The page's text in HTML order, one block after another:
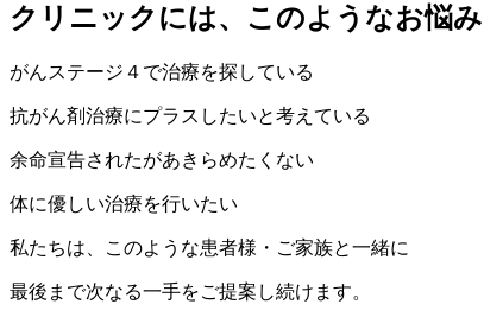
クリニックには、このようなお悩
がんステージ４で治療を探している
抗がん剤治療にプラスしたいと考えている
余命宣告されたがあきらめたくない
体に優しい治療を行いたい
私たちは、このような患者様・ご家族と一緒に
最後まで次なる一手をご提案し続けます。